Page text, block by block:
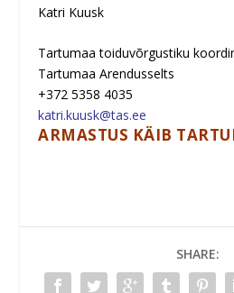
Katri Kuusk
Tartumaa toiduvõrgustiku
Tartumaa Arendusselts
+372 5358 4035
katri.kuusk@tas.ee
ARMASTUS KÄIB
SHARE: